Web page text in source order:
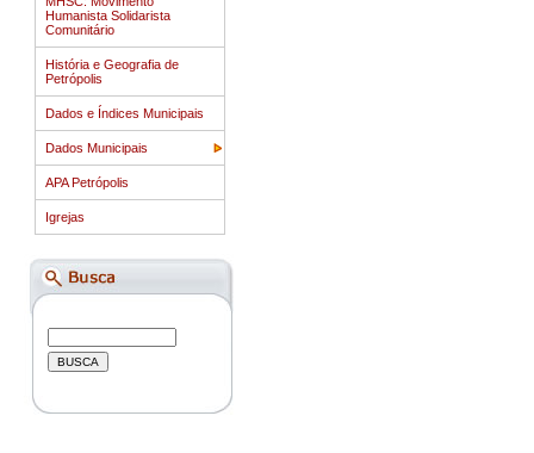
Humanista Solidarista
Comunitário
História e Geografia de
Petrópolis
Dados e Índices Municipais
Dados Municipais
APA Petrópolis
Igrejas